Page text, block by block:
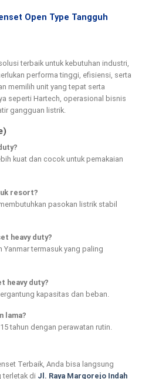
Open Type Tangguh
terbaik untuk kebutuhan industri,
performa tinggi, efisiensi, serta
memilih unit yang tepat serta
seperti Hartech, operasional bisnis
gangguan listrik.
kuat dan cocok untuk pemakaian
resort?
pasokan listrik stabil
heavy duty?
Yanmar termasuk yang paling
heavy duty?
kapasitas dan beban.
lama?
tahun dengan perawatan rutin.
Terbaik, Anda bisa langsung
terletak di Jl. Raya Margorejo Indah